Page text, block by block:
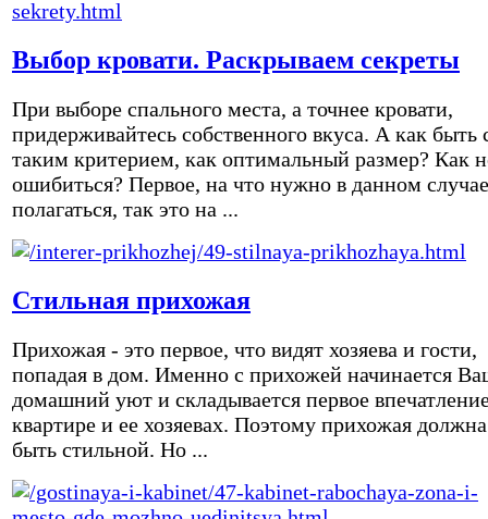
Выбор кровати. Раскрываем секреты
При выборе спального места, а точнее кровати,
придерживайтесь собственного вкуса. А как быть
таким критерием, как оптимальный размер? Как
ошибиться? Первое, на что нужно в данном случае
полагаться, так это на ...
Стильная прихожая
Прихожая - это первое, что видят хозяева и гости,
попадая в дом. Именно с прихожей начинается
домашний уют и складывается первое
квартире и ее хозяевах. Поэтому прихожая должна
быть стильной. Но ...